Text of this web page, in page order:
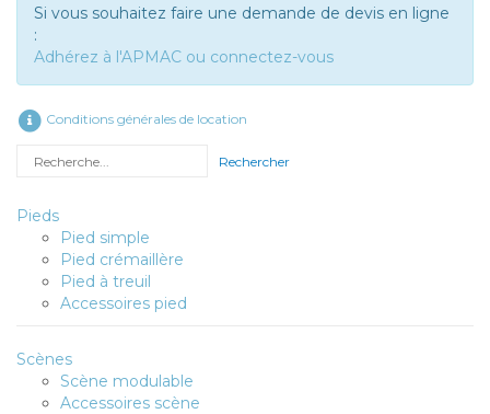
Si vous souhaitez faire une demande de devis en ligne
:
Adhérez à l'APMAC ou connectez-vous
Conditions générales de location
Rechercher
Pieds
Pied simple
Pied crémaillère
Pied à treuil
Accessoires pied
Scènes
Scène modulable
Accessoires scène